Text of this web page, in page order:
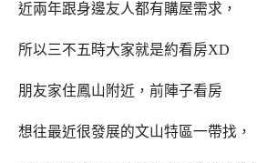
近兩年跟身邊友人都有購屋需求，
所以三不五時大家就是約看房XD
朋友家住鳳山附近，前陣子看房
想往最近很發展的文山特區一帶找，